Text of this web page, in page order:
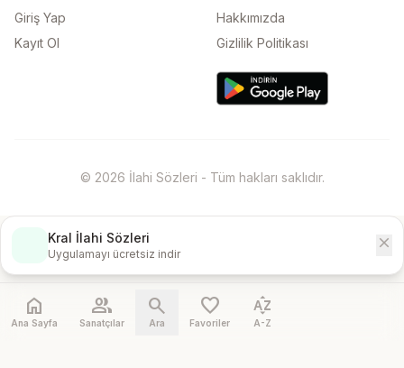
Giriş Yap
Kayıt Ol
Hakkımızda
Gizlilik Politikası
© 2026 İlahi Sözleri - Tüm hakları saklıdır.
Kral İlahi Sözleri
Uygulamayı ücretsiz indir
close
home
Ana Sayfa
people
Sanatçılar
search
Ara
favorite
Favoriler
sort_by_alpha
A-Z